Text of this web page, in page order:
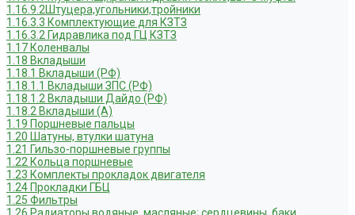
1.16.9.2Штуцера,угольники,тройники
1.16.3.3 Комплектующие для КЗТЗ
1.16.3.2 Гидравлика под ГЦ КЗТЗ
1.17 Коленвалы
1.18 Вкладыши
1.18.1 Вкладыши (РФ)
1.18.1.1 Вкладыши ЗПС (РФ)
1.18.1.2 Вкладыши Дайдо (РФ)
1.18.2 Вкладыши (А)
1.19 Поршневые пальцы
1.20 Шатуны, втулки шатуна
1.21 Гильзо-поршневые группы
1.22 Кольца поршневые
1.23 Комплекты прокладок двигателя
1.24 Прокладки ГБЦ
1.25 Фильтры